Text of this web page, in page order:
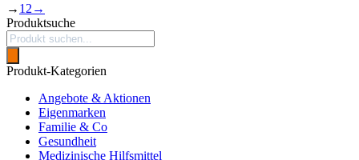
→ 1 2 →
Produktsuche
Products
search
Produkt-Kategorien
Angebote & Aktionen
Eigenmarken
Familie & Co
Gesundheit
Medizinische Hilfsmittel